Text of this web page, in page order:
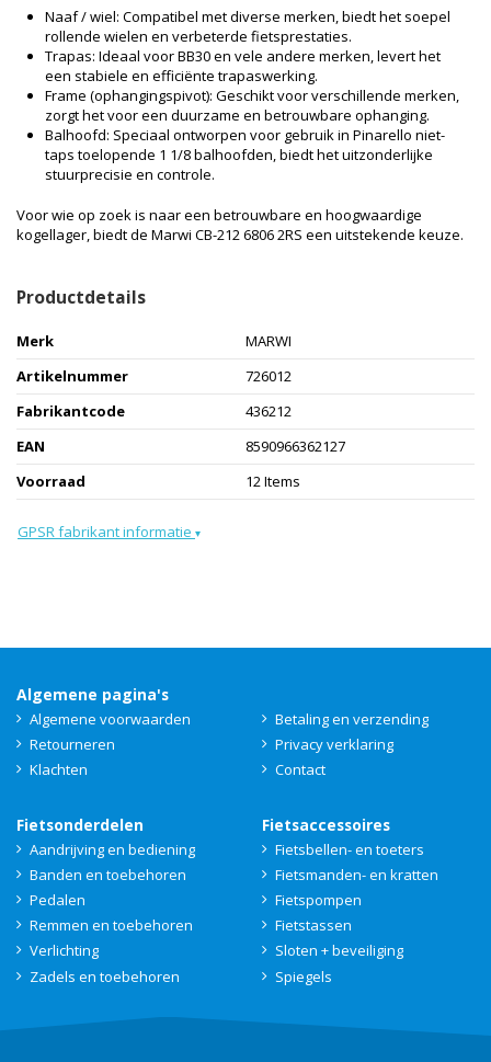
Naaf / wiel: Compatibel met diverse merken, biedt het soepel
rollende wielen en verbeterde fietsprestaties.
Trapas: Ideaal voor BB30 en vele andere merken, levert het
een stabiele en efficiënte trapaswerking.
Frame (ophangingspivot): Geschikt voor verschillende merken,
zorgt het voor een duurzame en betrouwbare ophanging.
Balhoofd: Speciaal ontworpen voor gebruik in Pinarello niet-
taps toelopende 1 1/8 balhoofden, biedt het uitzonderlijke
stuurprecisie en controle.
Voor wie op zoek is naar een betrouwbare en hoogwaardige
kogellager, biedt de Marwi CB-212 6806 2RS een uitstekende keuze.
Productdetails
Merk
MARWI
Artikelnummer
726012
Fabrikantcode
436212
EAN
8590966362127
Voorraad
12 Items
GPSR fabrikant informatie ▾
Algemene pagina's
Algemene voorwaarden
Betaling en verzending
Retourneren
Privacy verklaring
Klachten
Contact
Fietsonderdelen
Aandrijving en bediening
Banden en toebehoren
Pedalen
Remmen en toebehoren
Verlichting
Zadels en toebehoren
Fietsaccessoires
Fietsbellen- en toeters
Fietsmanden- en kratten
Fietspompen
Fietstassen
Sloten + beveiliging
Spiegels